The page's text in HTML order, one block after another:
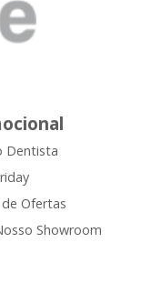
Dentista
Ofertas
Showroom